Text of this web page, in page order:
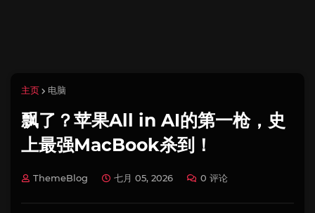
主页 电脑
飘了？苹果All in AI的第一枪，史
上最强MacBook杀到！
ThemeBlog 七月 05, 2026 0 评论